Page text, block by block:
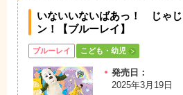
いないいないばあっ！ じゃじ
ン！【ブルーレイ】
ブルーレイ こども・幼児
発売日：
2025年3月19日